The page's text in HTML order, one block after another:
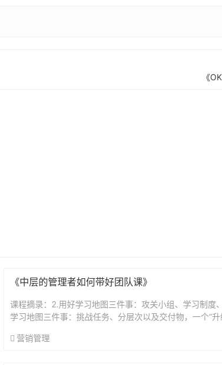
《
《中层的管理者如何带好团队课》
课程摘录：2.用好学习地图三件事：攻关小组、学习制度
学习地图三件事：挑战任务、分层次以及交付物，一个“升
营销管理